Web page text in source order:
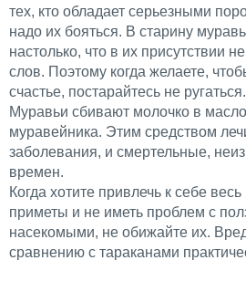
тех, кто обладает серьезными
надо их бояться. В старину
настолько, что в их присутствии
слов. Поэтому когда желаете,
счастье, постарайтесь не ругаться.
Муравьи сбивают молочко в
муравейника. Этим средством
заболевания, и смертельные,
времен.
Когда хотите привлечь к себе
приметы и не иметь проблем с
насекомыми, не обижайте их.
сравнению с тараканами